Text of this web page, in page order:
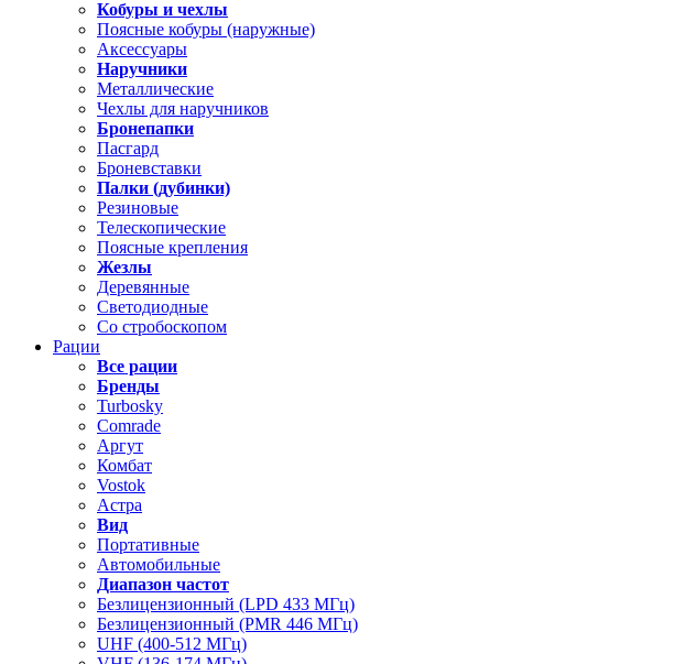
Кобуры и чехлы
Поясные кобуры (наружные)
Аксессуары
Наручники
Металлические
Чехлы для наручников
Бронепапки
Пасгард
Броневставки
Палки (дубинки)
Резиновые
Телескопические
Поясные крепления
Жезлы
Деревянные
Светодиодные
Со стробоскопом
Рации
Все рации
Бренды
Turbosky
Comrade
Аргут
Комбат
Vostok
Астра
Вид
Портативные
Автомобильные
Диапазон частот
Безлицензионный (LPD 433 МГц)
Безлицензионный (PMR 446 МГц)
UHF (400-512 МГц)